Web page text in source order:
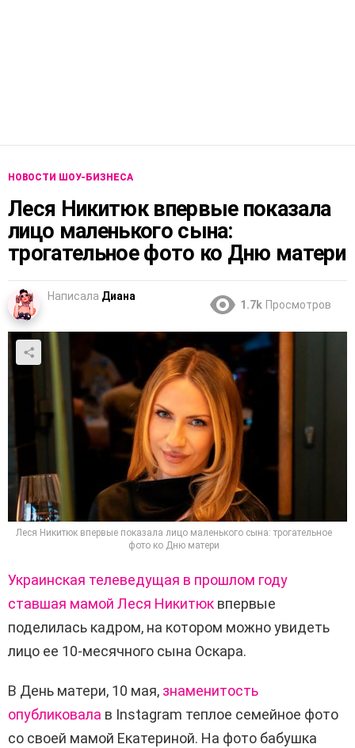
НОВОСТИ ШОУ-БИЗНЕСА
Леся Никитюк впервые показала
лицо маленького сына:
трогательное фото ко Дню матери
Написала Диана
1.7k Просмотров
Леся Никитюк впервые показала лицо маленького сына: трогательное
фото ко Дню матери
Украинская телеведущая в прошлом году
ставшая мамой Леся Никитюк впервые
поделилась кадром, на котором можно увидеть
лицо ее 10-месячного сына Оскара.
В День матери, 10 мая, знаменитость
опубликовала в Instagram теплое семейное фото
со своей мамой Екатериной. На фото бабушка